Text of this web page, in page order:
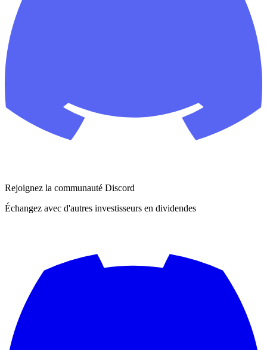
Rejoignez la communauté Discord
Échangez avec d'autres investisseurs en dividendes